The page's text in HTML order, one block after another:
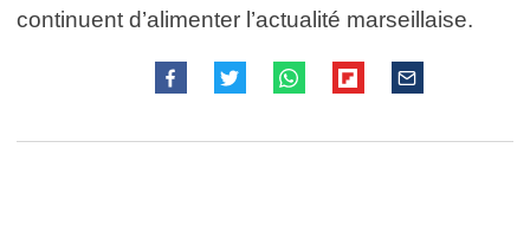
continuent d’alimenter l’actualité marseillaise.